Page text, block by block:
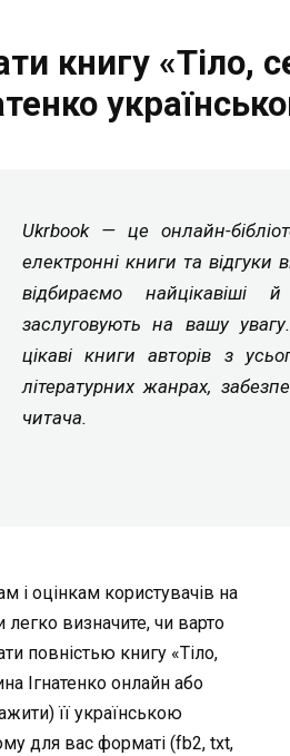
книгу «Тіло,
Ukrbook — це онлайн-
електронні книги та відгуки
відбираємо найцікавіші
заслуговують на вашу
цікаві книги авторів з
літературних жанрах,
читача.
і оцінкам користувачів на
легко визначите, чи варто
повністью книгу «Тіло,
Ігнатенко онлайн або
її українською
для вас форматі (fb2, txt,